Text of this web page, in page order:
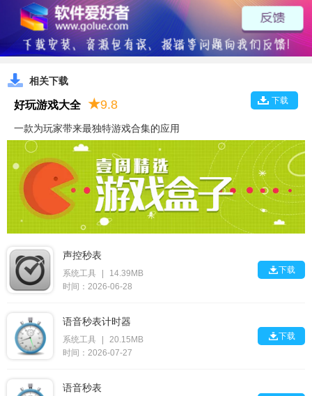
相关下载
下载
好玩游戏大全 ★9.8
一款为玩家带来最独特游戏合集的应用
声控秒表
系统工具 |
14.39MB
时间：2026-06-28
下载
语音秒表计时器
系统工具 |
20.15MB
时间：2026-07-27
下载
语音秒表